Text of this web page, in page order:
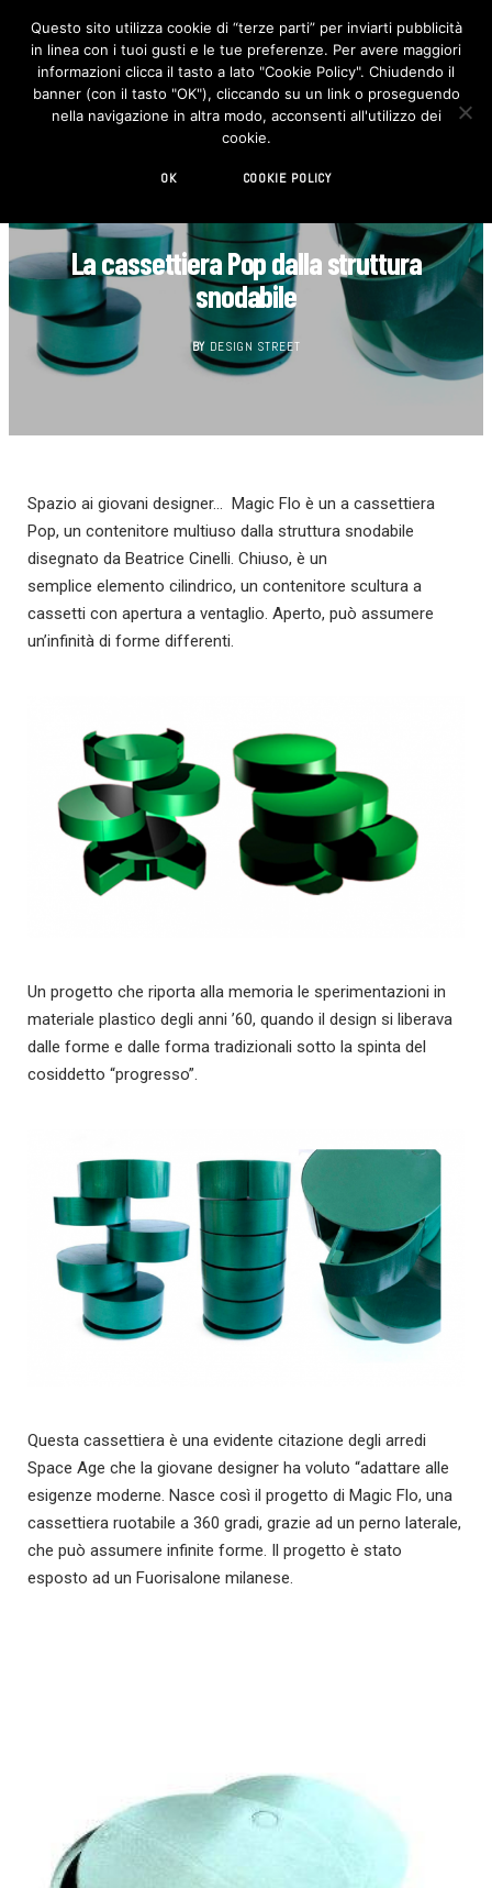
F
c
e
b
o
I
n
s
t
La cassettiera Pop dalla struttura
snodabile
BY DESIGN STREET
Spazio ai giovani designer… Magic Flo è un a cassettiera
Pop, un contenitore multiuso dalla struttura snodabile
disegnato da Beatrice Cinelli. Chiuso, è un
semplice elemento cilindrico, un contenitore scultura a
cassetti con apertura a ventaglio. Aperto, può assumere
un’infinità di forme differenti.
Un progetto che riporta alla memoria le sperimentazioni in
materiale plastico degli anni ’60, quando il design si liberava
dalle forme e dalle forma tradizionali sotto la spinta del
cosiddetto “progresso”.
Questa cassettiera è una evidente citazione degli arredi
Space Age che la giovane designer ha voluto “adattare alle
esigenze moderne. Nasce così il progetto di Magic Flo, una
cassettiera ruotabile a 360 gradi, grazie ad un perno laterale,
che può assumere infinite forme. Il progetto è stato
esposto ad un Fuorisalone milanese.
Questo sito utilizza cookie di “terze parti” per inviarti pubblicità
in linea con i tuoi gusti e le tue preferenze. Per avere maggiori
informazioni clicca il tasto a lato "Cookie Policy". Chiudendo il
banner (con il tasto "OK"), cliccando su un link o proseguendo
nella navigazione in altra modo, acconsenti all'utilizzo dei
cookie.
OK COOKIE POLICY